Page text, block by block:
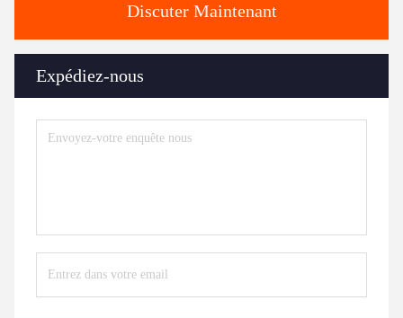
Discuter Maintenant
Expédiez-nous